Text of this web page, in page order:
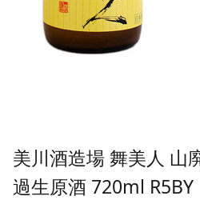
美川酒造場 舞美人 山
過生原酒 720ml R5BY